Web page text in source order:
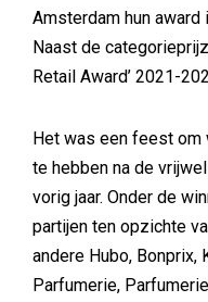
Amsterdam hun award
Naast de
Retail Award’ 2021-
Het was een feest
te hebben na de
vorig jaar. Onder de
partijen ten opzichte
andere Hubo, Bonprix,
Parfumerie,